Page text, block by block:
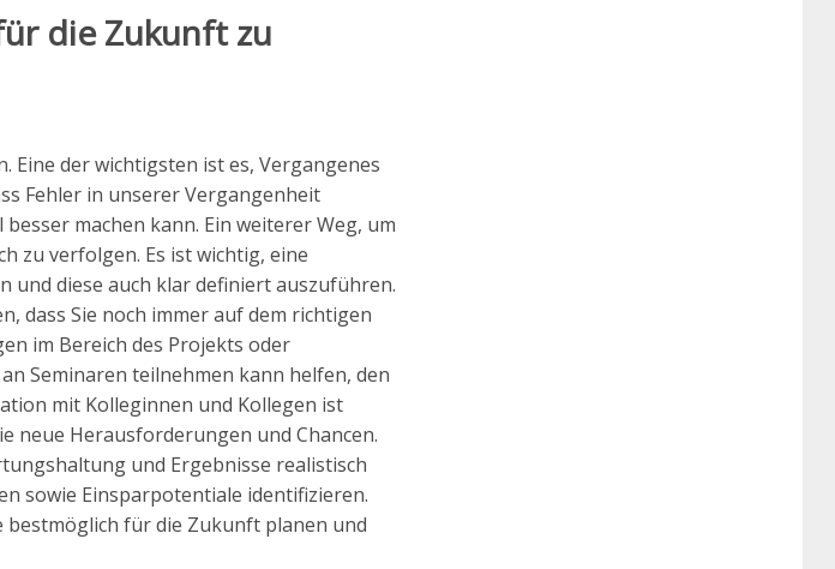
die Zukunft zu
Eine der wichtigsten ist es, Vergangenes
Fehler in unserer Vergangenheit
machen kann. Ein weiterer Weg, um
zu verfolgen. Es ist wichtig, eine
und diese auch klar definiert auszuführen.
dass Sie noch immer auf dem richtigen
im Bereich des Projekts oder
Seminaren teilnehmen kann helfen, den
mit Kolleginnen und Kollegen ist
neue Herausforderungen und Chancen.
und Ergebnisse realistisch
sowie Einsparpotentiale identifizieren.
bestmöglich für die Zukunft planen und